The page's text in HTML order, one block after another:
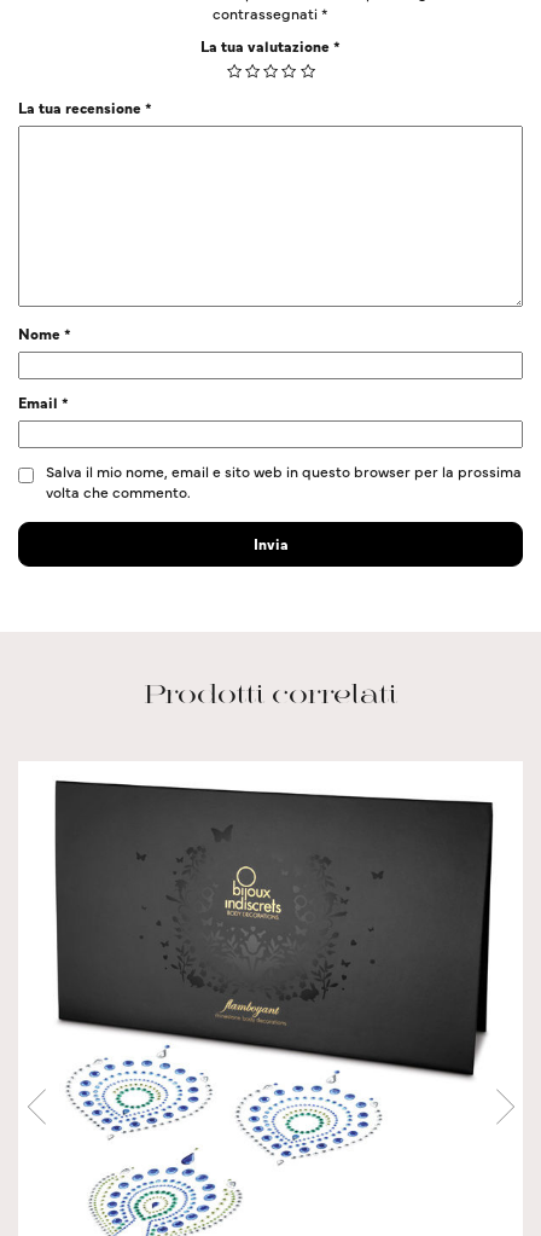
contrassegnati*
La tua valutazione*
La tua recensione*
Nome*
Email *
Salva il mio nome, email e sito web in questo browser per la prossima
volta che commento.
Prodotti correlati